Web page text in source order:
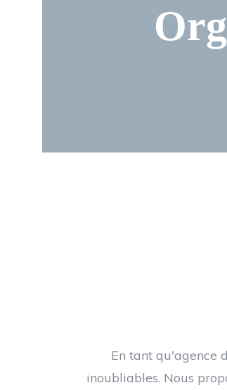
En tant qu'agence
inoubliables. Nous